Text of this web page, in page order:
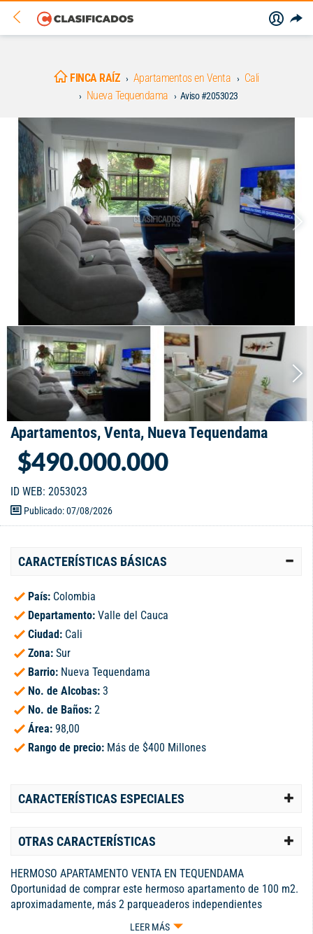
FINCA RAÍZ Apartamentos en Venta
Cali
Nueva Tequendama
Aviso #2053023
Apartamentos, Venta, Nueva Tequendama
$490.000.000
ID WEB: 2053023
Publicado: 07/08/2026
CARACTERÍSTICAS BÁSICAS
País: Colombia
Departamento: Valle del Cauca
Ciudad: Cali
Zona: Sur
Barrio: Nueva Tequendama
No. de Alcobas: 3
No. de Baños: 2
Área: 98,00
Rango de precio: Más de $400 Millones
CARACTERÍSTICAS ESPECIALES
OTRAS CARACTERÍSTICAS
HERMOSO APARTAMENTO VENTA EN TEQUENDAMA
Oportunidad de comprar este hermoso apartamento de 100 m2.
aproximadamente, más 2 parqueaderos independientes
cubiertos ubicado en una de las zonas de mayor valorizaciòn de
LEER MÁS